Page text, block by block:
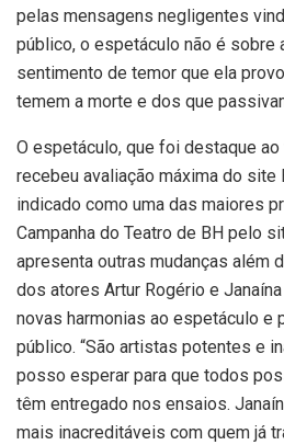
pelas mensagens negligentes
público, o espetáculo não é sobre
sentimento de temor que ela
temem a morte e dos que
O espetáculo, que foi destaque ao
recebeu avaliação máxima do
indicado como uma das maiores
Campanha do Teatro de BH pelo
apresenta outras mudanças além
dos atores Artur Rogério e
novas harmonias ao espetáculo e
público. “São artistas potentes e
posso esperar para que todos
têm entregado nos ensaios.
mais inacreditáveis com quem já